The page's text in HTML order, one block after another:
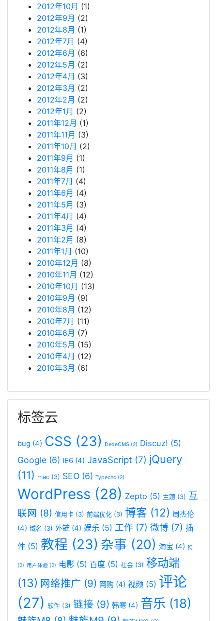
2012年10月 (1)
2012年9月 (2)
2012年8月 (1)
2012年7月 (4)
2012年6月 (6)
2012年5月 (2)
2012年4月 (3)
2012年3月 (2)
2012年2月 (2)
2012年1月 (2)
2011年12月 (1)
2011年11月 (3)
2011年10月 (2)
2011年9月 (1)
2011年8月 (1)
2011年7月 (4)
2011年6月 (4)
2011年5月 (3)
2011年4月 (4)
2011年3月 (4)
2011年2月 (8)
2011年1月 (10)
2010年12月 (8)
2010年11月 (12)
2010年10月 (13)
2010年9月 (9)
2010年8月 (12)
2010年7月 (11)
2010年6月 (7)
2010年5月 (15)
2010年4月 (12)
2010年3月 (6)
标签云
bug (4) CSS (23) DedeCMS (2) Discuz! (5)
Google (6) IE6 (4) JavaScript (7) jQuery
(11) mac (3) SEO (6) Typecho (2)
WordPress (28) Zepto (5) 主题 (3) 互
联网 (8) 信用卡 (3) 前端优化 (3) 博客 (12) 周杰伦
(4) 域名 (3) 外链 (4) 娱乐 (5) 工作 (7) 微博 (7) 插
件 (5) 教程 (23) 杂事 (20) 淘宝 (4) 狗
(2) 用户体验 (2) 电影 (5) 百度 (5) 社会 (3) 移动端
(13) 网络推广 (9) 网购 (4) 视频 (5) 评论
(27) 软件 (3) 链接 (9) 韩寒 (4) 音乐 (18)